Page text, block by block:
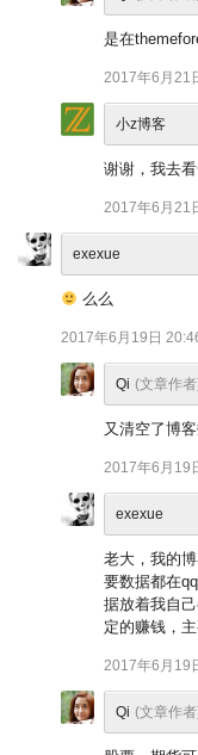
是在
2017年6月21
小z博客
谢谢，我去看
2017年6月21
exexue
么么
2017年6月19日
Qi (文章作者
又清空了博
2017年6月19
exexue
老大，我的
要数据都在
据放着我自
定的赚钱，
2017年6月19
Qi (文章作者